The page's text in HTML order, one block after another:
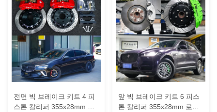
전면 빅 브레이크 키트 4 피
스톤 칼리퍼 355x28mm 로
앞 빅 브레이크 키트 6 피스
톤 칼리퍼 355x28mm 로터